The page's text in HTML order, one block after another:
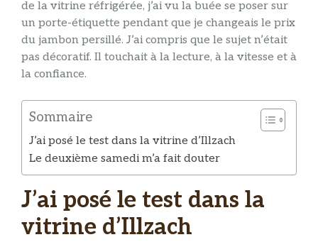
de la vitrine réfrigérée, j’ai vu la buée se poser sur
un porte-étiquette pendant que je changeais le prix
du jambon persillé. J’ai compris que le sujet n’était
pas décoratif. Il touchait à la lecture, à la vitesse et à
la confiance.
Sommaire
J’ai posé le test dans la vitrine d’Illzach
Le deuxième samedi m’a fait douter
J’ai posé le test dans la
vitrine d’Illzach